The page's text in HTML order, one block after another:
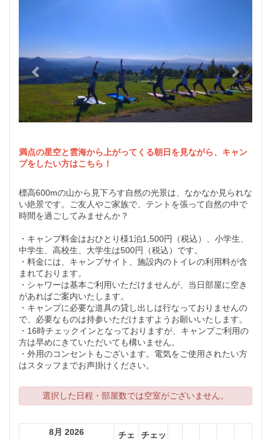
満点の星空と雲海から上がってくる朝日を見ながら、キャン
プをしたい方はこちら！
標高600mの山から見下ろす自然の光景は、なかなか見られな
い絶景です。ご友人やご家族で、テントを張って自然の中で
時間を過ごしてみませんか？
・キャンプ料金はおひとり様1泊1,500円（税込）、小学生、
中学生、高校生、大学生は500円（税込）です。
・料金には、キャンプサイト、施設内のトイレの利用料が含
まれております。
・シャワーは基本ご利用いただけませんが、当日部屋に空き
があればご案内いたします。
・キャンプに必要な道具の貸し出しは行なっておりませんの
で、必要なものは持参いただけますようお願いいたします。
・16時チェックインとなっておりますが、キャンプご利用の
方は早めにきていただいても構いません。
・外用のコンセントもございます。電気をご使用されたい方
はスタッフまでお声掛けください。
選択した日程・部屋数では空室がございません。
8月 2026
チェ
チェッ